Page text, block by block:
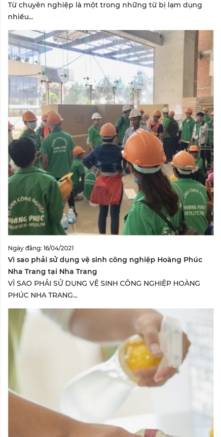
Từ chuyên nghiệp là một trong những từ bị lạm dụng
nhiều...
Ngày đăng: 16/04/2021
Vì sao phải sử dụng vệ sinh công nghiệp Hoàng Phúc
Nha Trang tại Nha Trang
VÌ SAO PHẢI SỬ DỤNG VỆ SINH CÔNG NGHIỆP HOÀNG
PHÚC NHA TRANG...